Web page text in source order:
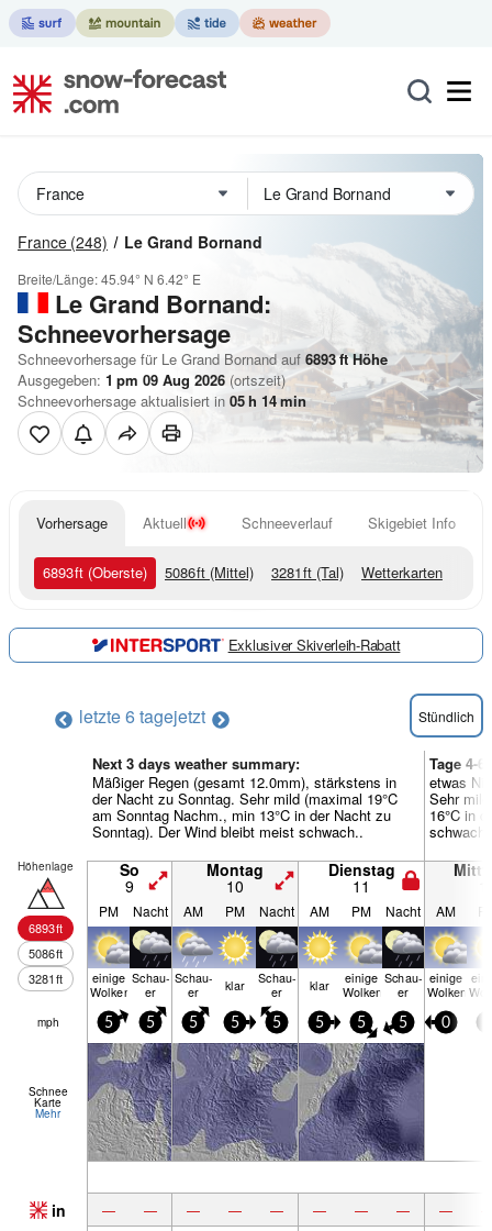
France (248) Le Grand Bornand
Breite/Länge:45.94° N 6.42° E
Le Grand Bornand:
Schneevorhersage
Schneevorhersage für Le Grand Bornand auf 6893ftHöhe
Ausgegeben: 1 pm 09 Aug 2026 (ortszeit)
Schneevorhersage aktualisiert in 05h 14min
Vorhersage Aktuell Schneeverlauf Skigebiet Info
6893ft (Oberste) 5086ft (Mittel) 3281ft (Tal) Wetterkarten
Exklusiver Skiverleih-Rabatt
letzte 6 tagejetzt Stündlich
Next 3 days weather summary:
Mäßiger Regen (gesamt 12.0mm), stärkstens in
der Nacht zu Sonntag. Sehr mild (maximal 19°C
am Sonntag Nachm., min 13°C in der Nacht zu
Sonntag). Der Wind bleibt meist schwach..
Tage 4-
etwas
Sehr
16°C in
Höhenlage
6893ft
5086ft
3281ft
So
9
Montag
10
Dienstag
11
PM Nacht AM PM Nacht AM PM Nacht AM
einige
Wolken
Schau­
er
Schau­
er klar Schau­
er klar einige
Wolken
Schau­
er
einige
Wolken
mph 5 5 5 5 5 5 5 5 0
Schnee
Karte
Mehr
in — — — — — — — — —